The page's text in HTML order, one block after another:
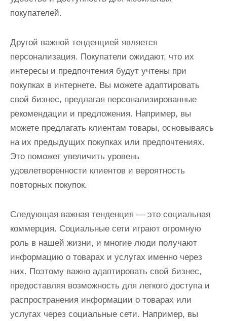
покупателей.
Другой важной тенденцией является
персонализация. Покупатели ожидают, что их
интересы и предпочтения будут учтены при
покупках в интернете. Вы можете адаптировать
свой бизнес, предлагая персонализированные
рекомендации и предложения. Например, вы
можете предлагать клиентам товары, основываясь
на их предыдущих покупках или предпочтениях.
Это поможет увеличить уровень
удовлетворенности клиентов и вероятность
повторных покупок.
Следующая важная тенденция — это социальная
коммерция. Социальные сети играют огромную
роль в нашей жизни, и многие люди получают
информацию о товарах и услугах именно через
них. Поэтому важно адаптировать свой бизнес,
предоставляя возможность для легкого доступа и
распространения информации о товарах или
услугах через социальные сети. Например, вы